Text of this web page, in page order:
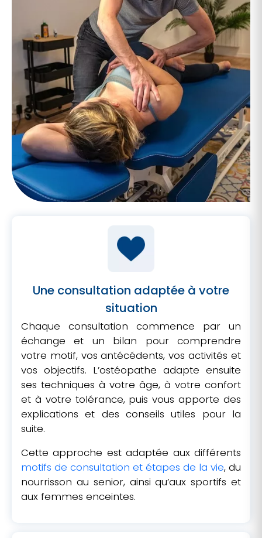
Une consultation adaptée à votre
situation
Chaque consultation commence par un
échange et un bilan pour comprendre
votre motif, vos antécédents, vos activités et
vos objectifs. L’ostéopathe adapte ensuite
ses techniques à votre âge, à votre confort
et à votre tolérance, puis vous apporte des
explications et des conseils utiles pour la
suite.
Cette approche est adaptée aux différents
motifs de consultation et étapes de la vie, du
nourrisson au senior, ainsi qu’aux sportifs et
aux femmes enceintes.